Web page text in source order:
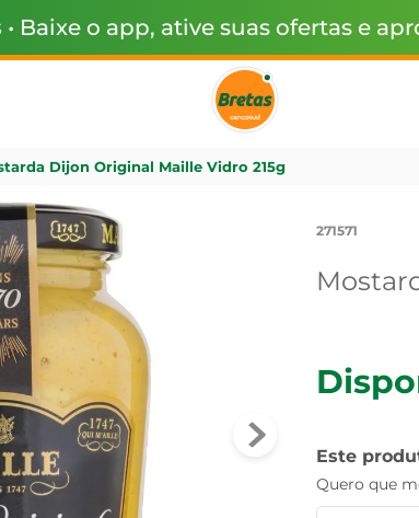
• Baixe o app, ative suas ofertas e
Dijon Original Maille Vidro 215g
271571
Este
Quero que